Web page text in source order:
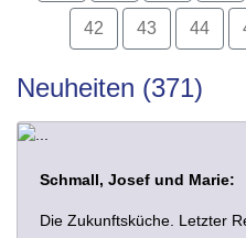
42 43 44
Neuheiten (371)
Schmall, Josef und Marie: